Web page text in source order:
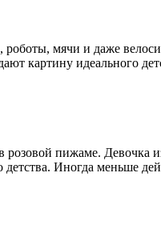
мячи и даже
картину идеального
пижаме. Девочка
Иногда меньше